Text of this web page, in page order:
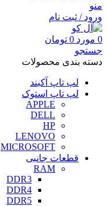
منو
ورود / ثبت نام
0 مورد 0 تومان
جستجو
دسته بندی محصولات
لپ تاپ آکبند
لپ تاپ استوک
APPLE
DELL
HP
LENOVO
MICROSOFT
قطعات جانبی
RAM
DDR3
DDR4
DDR5